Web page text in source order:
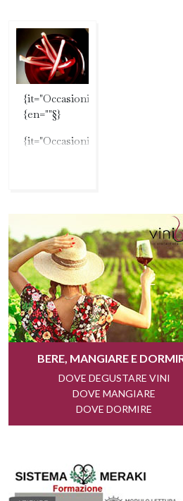
{it="Occasioni"§}
{en=""§}
{it="Occasioni"§}